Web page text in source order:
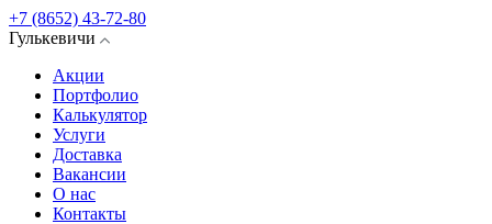
+7 (8652) 43-72-80
Гулькевичи
Акции
Портфолио
Калькулятор
Услуги
Доставка
Вакансии
О нас
Контакты